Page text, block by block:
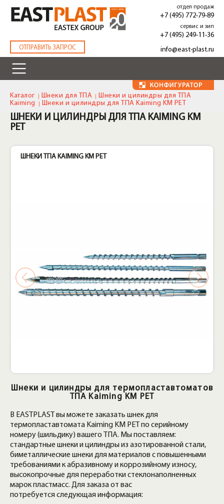
основному
содержанию
ОТПРАВИТЬ ЗАПРОС
отдел продаж
+7 (495) 772-79-89
сервис и зип
+7 (495) 249-11-36
info@east-plast.ru
Каталог Шнеки для ТПА
Шнеки и цилиндры для ТПА
Kaiming
Шнеки и цилиндры для ТПА Kaiming KM PET
ШНЕКИ И ЦИЛИНДРЫ ДЛЯ ТПА KAIMING KM
PET
ШНЕКИ ТПА KAIMING KM PET
Шнеки и цилиндры для термопластавтоматов
ТПА Kaiming KM PET
В EASTPLAST вы можете заказать шнек для
термопластавтомата Kaiming KM PET по серийному
номеру (шильдику) вашего ТПА. Мы поставляем:
стандартные шнеки и цилиндры из азотированной стали,
биметаллические шнеки для материалов с повышенными
требованиями к абразивному и коррозийному износу,
высокопрочные для переработки стеклонаполненных
марок пластмасс. Для заказа от вас
потребуется следующая информация: